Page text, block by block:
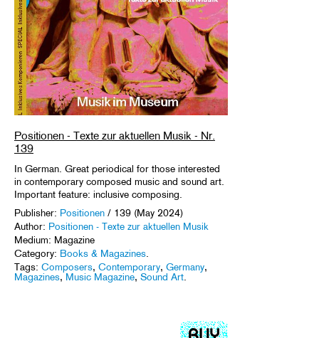
Positionen - Texte zur aktuellen Musik - Nr.
139
In German. Great periodical for those interested
in contemporary composed music and sound art.
Important feature: inclusive composing.
Publisher: Positionen / 139 (May 2024)
Author: Positionen - Texte zur aktuellen Musik
Medium: Magazine
Category: Books & Magazines
Tags: Composers, Contemporary, Germany,
Magazines,Music Magazine, Sound Art